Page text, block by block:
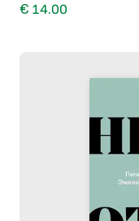
€ 14.00